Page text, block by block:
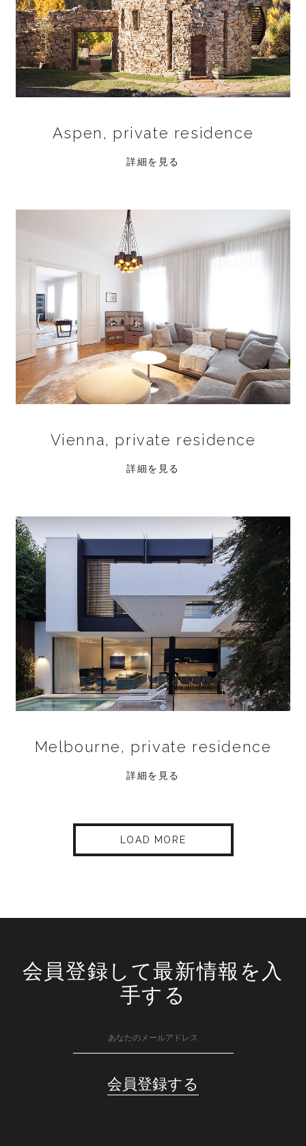
Aspen, private residence
詳細を見る
Vienna, private residence
詳細を見る
Melbourne, private residence
詳細を見る
LOAD MORE
会員登録して最新情報を入
手する